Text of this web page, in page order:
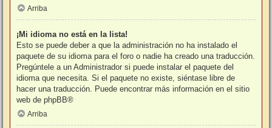
Arriba
¡Mi idioma no está en la lista!
Esto se puede deber a que la administración no ha instalado el
paquete de su idioma para el foro o nadie ha creado una traducción.
Pregúntele a un Administrador si puede instalar el paquete del
idioma que necesita. Si el paquete no existe, siéntase libre de
hacer una traducción. Puede encontrar más información en el sitio
web de phpBB®
Arriba